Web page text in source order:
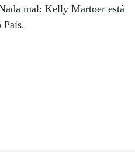
mal: Kelly Martoer está
País.